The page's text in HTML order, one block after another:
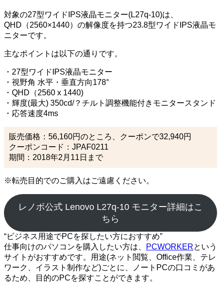
対象の27型ワイドIPS液晶モニター(L27q-10)は、
QHD（2560×1440）の解像度を持つ23.8型ワイドIPS液晶モ
ニターです。
主なポイントは以下の通りです。
・27型ワイドIPS液晶モニター
・視野角 水平・垂直方向178°
・QHD（2560 x 1440)
・輝度(最大) 350cd/？チルト調整機能付きモニタースタンド
・応答速度4ms
販売価格：56,160円のところ、クーポンで32,940円
クーポンコード：JPAF0211
期間：2018年2月11日まで
※転売目的でのご購入はご遠慮ください。
レノボ公式 Lenovo L27q-10 モニター詳細はこ
ちら
“ビジネス用途でPCを探したい方におすすめ”
仕事向けのパソコンを購入したい方は、
PCWORKERという
サイトがおすすめです。用途(ネット閲覧、Office作業、テレ
ワーク、イラスト制作など)ごとに、ノートPCの口コミがあ
るため、目的のPCを探すことができます。